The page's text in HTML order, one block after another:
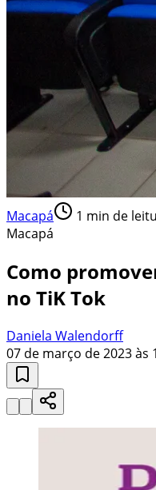
Macapá 1 min de
Macapá
Como
no TiK Tok
Daniela Walendorff
07 de março de 2023 às